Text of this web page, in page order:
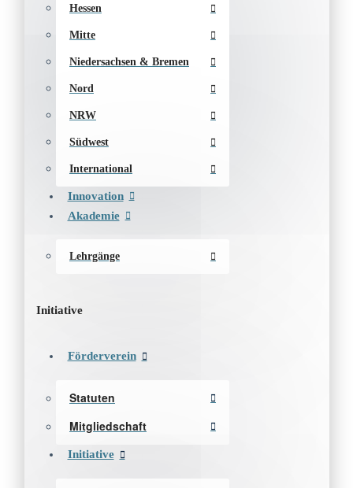
Hessen
Mitte
Niedersachsen & Bremen
Nord
NRW
Südwest
International
Innovation
Akademie
Lehrgänge
Initiative
Förderverein
Statuten
Mitgliedschaft
Initiative